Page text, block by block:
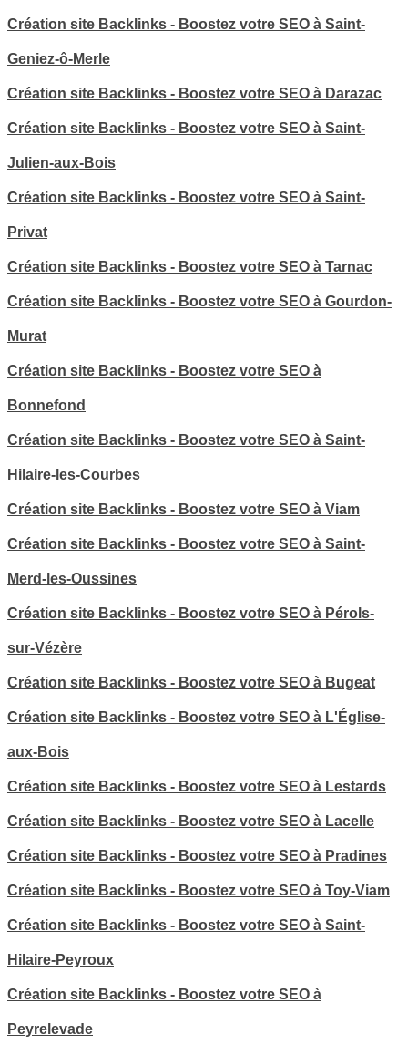
Création site Backlinks - Boostez votre SEO à Saint-
Geniez-ô-Merle
Création site Backlinks - Boostez votre SEO à Darazac
Création site Backlinks - Boostez votre SEO à Saint-
Julien-aux-Bois
Création site Backlinks - Boostez votre SEO à Saint-
Privat
Création site Backlinks - Boostez votre SEO à Tarnac
Création site Backlinks - Boostez votre SEO à Gourdon-
Murat
Création site Backlinks - Boostez votre SEO à
Bonnefond
Création site Backlinks - Boostez votre SEO à Saint-
Hilaire-les-Courbes
Création site Backlinks - Boostez votre SEO à Viam
Création site Backlinks - Boostez votre SEO à Saint-
Merd-les-Oussines
Création site Backlinks - Boostez votre SEO à Pérols-
sur-Vézère
Création site Backlinks - Boostez votre SEO à Bugeat
Création site Backlinks - Boostez votre SEO à L'Église-
aux-Bois
Création site Backlinks - Boostez votre SEO à Lestards
Création site Backlinks - Boostez votre SEO à Lacelle
Création site Backlinks - Boostez votre SEO à Pradines
Création site Backlinks - Boostez votre SEO à Toy-Viam
Création site Backlinks - Boostez votre SEO à Saint-
Hilaire-Peyroux
Création site Backlinks - Boostez votre SEO à
Peyrelevade